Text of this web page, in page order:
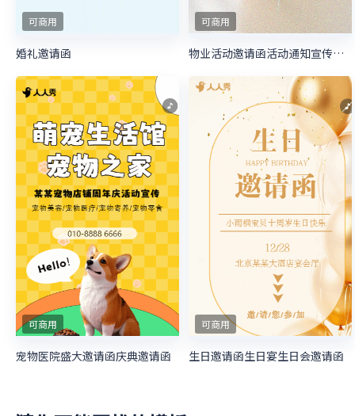
可商用
婚礼邀请函
可商用
物业活动邀请函活动通知宣传邀请函
可商用
宠物医院盛大邀请函庆典邀请函
可商用
生日邀请函生日宴生日会邀请函